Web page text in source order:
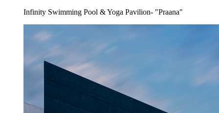
Infinity Swimming Pool & Yoga Pavilion- "Praana"